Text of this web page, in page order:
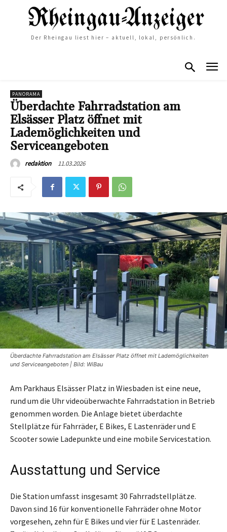
Der Rheingau liest hier – aktuell, lokal, persönlich.
PANORAMA
Überdachte Fahrradstation am
Elsässer Platz öffnet mit
Lademöglichkeiten und
Serviceangeboten
redaktion 11.03.2026
Überdachte Fahrradstation am Elsässer Platz öffnet mit Lademöglichkeiten
und Serviceangeboten | Bild: WiBau
Am Parkhaus Elsässer Platz in Wiesbaden ist eine neue,
rund um die Uhr videoüberwachte Fahrradstation in Betrieb
genommen worden. Die Anlage bietet überdachte
Stellplätze für Fahrräder, E Bikes, E Lastenräder und E
Scooter sowie Ladepunkte und eine mobile Servicestation.
Ausstattung und Service
Die Station umfasst insgesamt 30 Fahrradstellplätze.
Davon sind 16 für konventionelle Fahrräder ohne Motor
vorgesehen, zehn für E Bikes und vier für E Lastenräder.